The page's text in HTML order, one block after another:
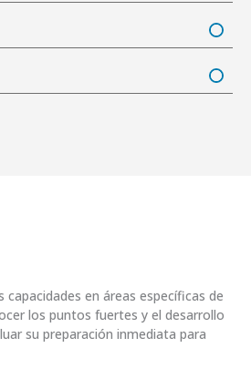
capacidades en áreas específicas de
los puntos fuertes y el desarrollo
su preparación inmediata para